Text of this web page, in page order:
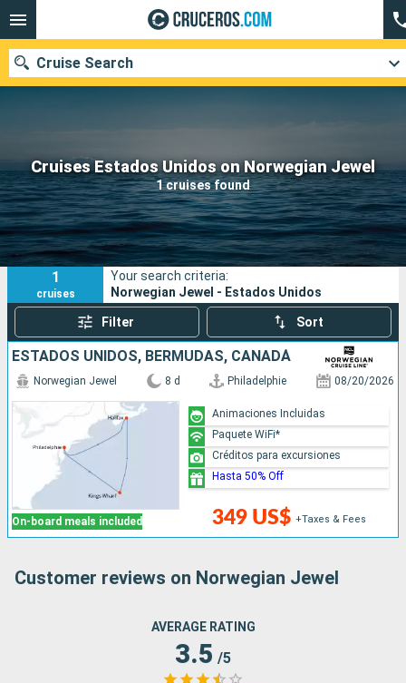
Cruises Estados Unidos on Norwegian Jewel
1 cruises found
Cruise Search
Our destinations
Departure month
Ports Cruise lines
Search
1
cruises
Your search criteria:
Norwegian Jewel - Estados Unidos
Filter Sort
ESTADOS UNIDOS, BERMUDAS, CANADÁ
On-board meals included
Norwegian Jewel 8 d Philadelphie 08/20/2026
349 US$ +Taxes & Fees
Animaciones Incluidas
Paquete WiFi*
Créditos para excursiones
Hasta 50% Off
Customer reviews on Norwegian Jewel
AVERAGE RATING
3.5 /5